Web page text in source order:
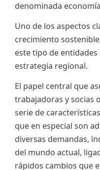
denominada
Uno de los aspectos
crecimiento
este tipo de
estrategia regional.
El papel central que
trabajadoras y socias
serie de
que en especial son
diversas demandas,
del mundo actual,
rápidos cambios que